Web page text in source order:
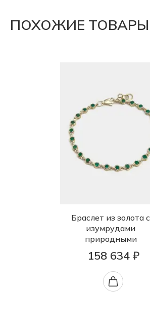
ПОХОЖИЕ ТОВАРЫ
Браслет из золота с
изумрудами
природными
158 634 ₽